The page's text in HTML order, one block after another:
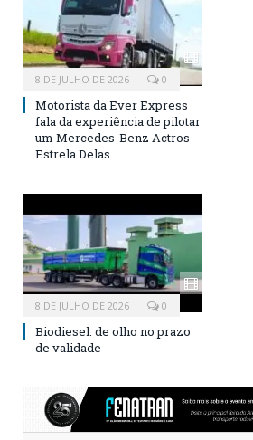
8 DE JULHO DE 2026 0
Motorista da Ever Express
fala da experiência de pilotar
um Mercedes-Benz Actros
Estrela Delas
8 DE JULHO DE 2026 0
Biodiesel: de olho no prazo
de validade